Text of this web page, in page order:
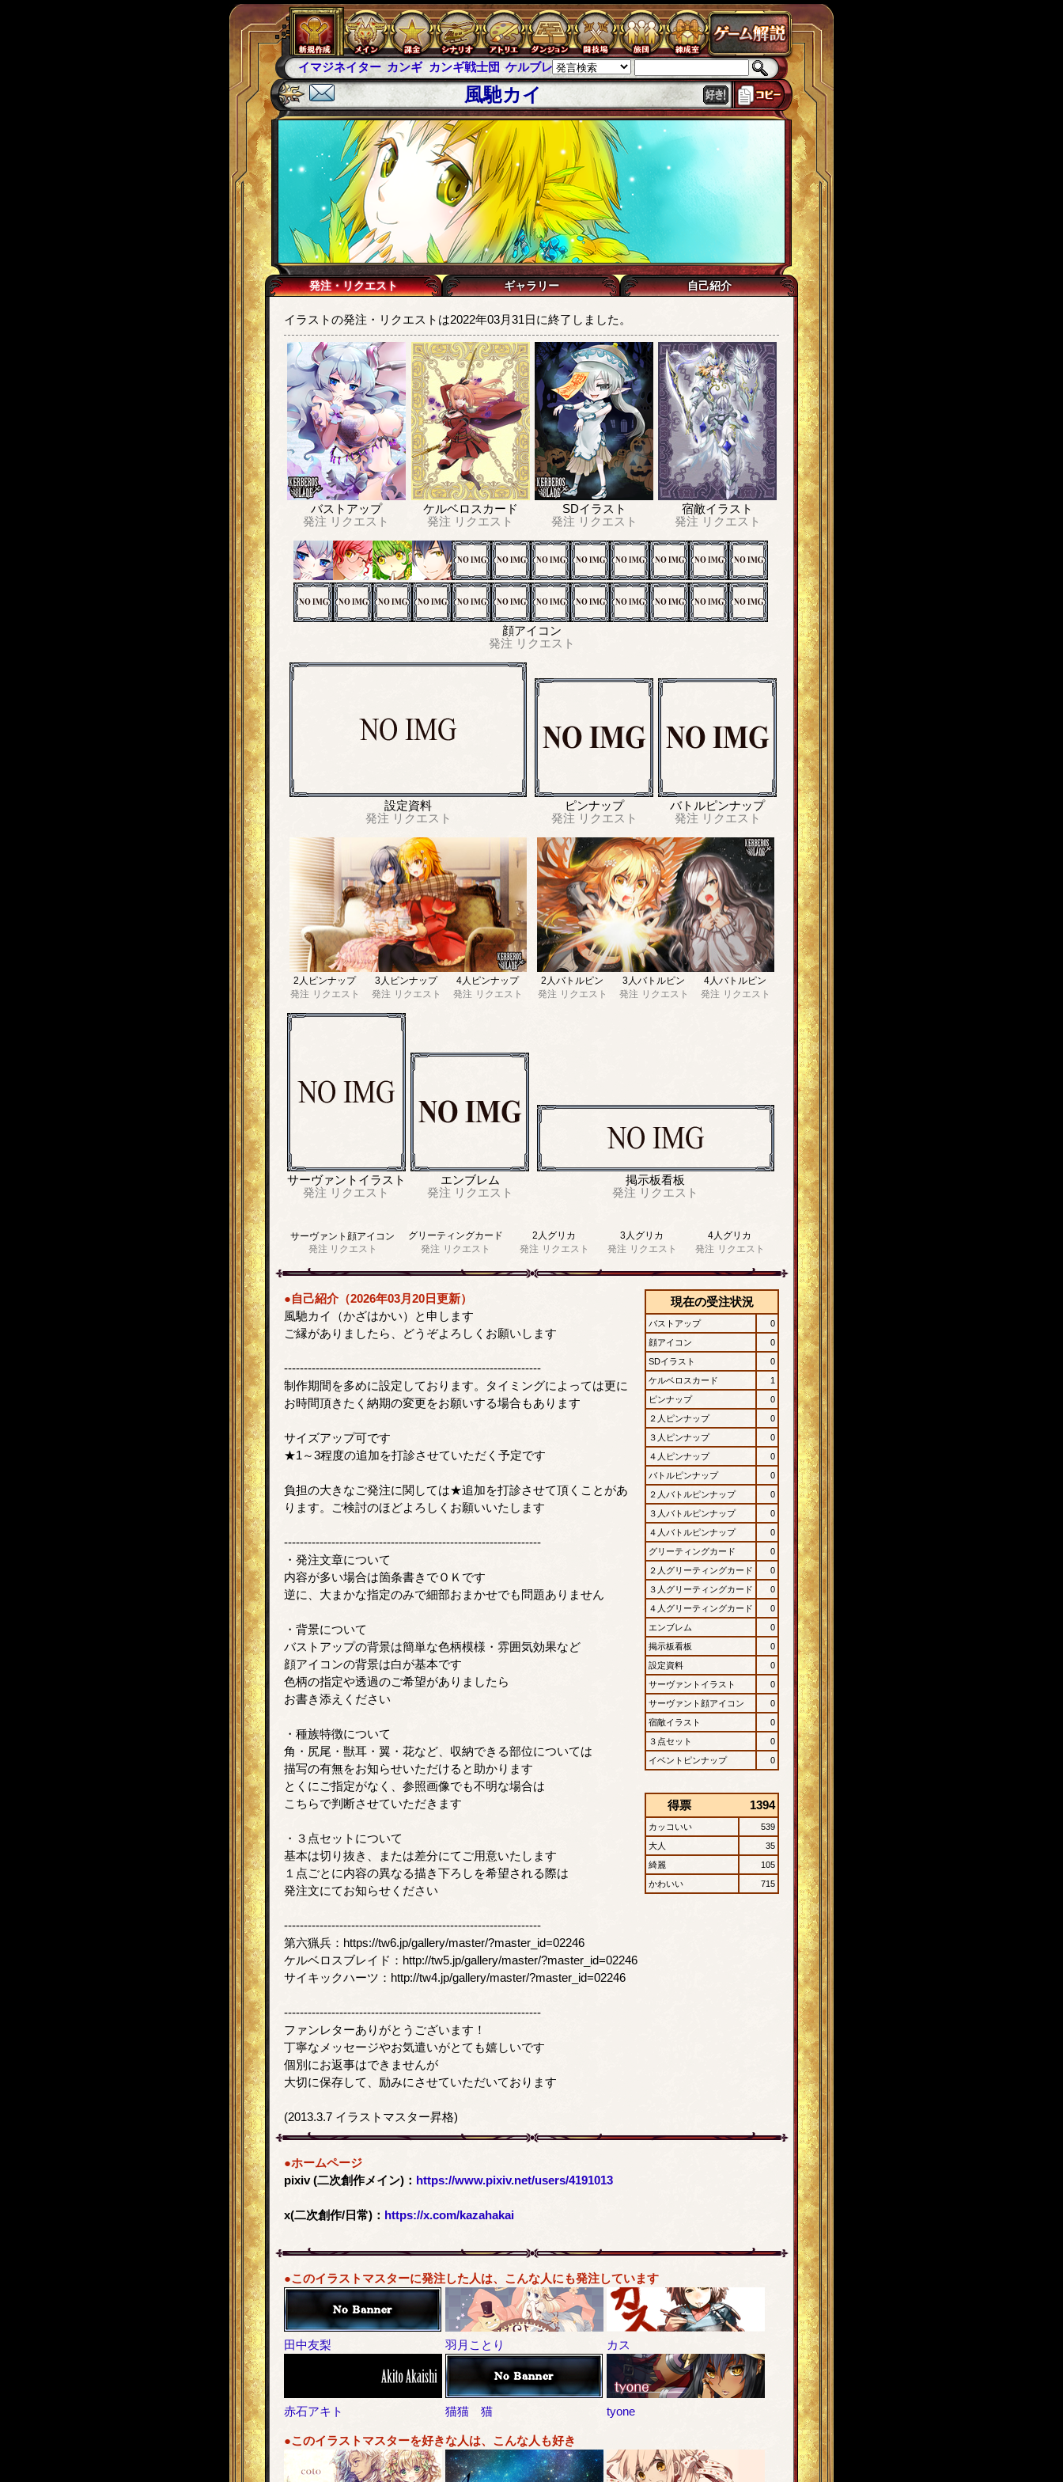
カンギ カンギ戦士団 ケルブレ ケルベロスブレイド スパイラス チェインパラドクス ローカスト 城ヶ島
風馳カイ
発注・リクエスト ギャラリー 自己紹介
イラストの発注・リクエストは2022年03月31日に終了しました。
バストアップ
発注 リクエスト
ケルベロスカード
発注 リクエスト
SDイラスト
発注 リクエスト
宿敵イラスト
発注 リクエスト
顔アイコン
発注 リクエスト
設定資料
発注 リクエスト
ピンナップ
発注 リクエスト
バトルピンナップ
発注 リクエスト
2人ピンナップ
発注 リクエスト
3人ピンナップ
発注 リクエスト
4人ピンナップ
発注 リクエスト
2人バトルピン
発注 リクエスト
3人バトルピン
発注 リクエスト
4人バトルピン
発注 リクエスト
サーヴァントイラスト
発注 リクエスト
エンブレム
発注 リクエスト
掲示板看板
発注 リクエスト
サーヴァント顔アイコン
発注 リクエスト
グリーティングカード
発注 リクエスト
2人グリカ
発注 リクエスト
3人グリカ
発注 リクエスト
4人グリカ
発注 リクエスト
現在の受注状況
バストアップ
0
顔アイコン
0
SDイラスト
0
ケルベロスカード
1
ピンナップ
0
２人ピンナップ
0
３人ピンナップ
0
４人ピンナップ
0
バトルピンナップ
0
２人バトルピンナップ
0
３人バトルピンナップ
0
４人バトルピンナップ
0
グリーティングカード
0
２人グリーティングカード
0
３人グリーティングカード
0
４人グリーティングカード
0
エンブレム
0
掲示板看板
0
設定資料
0
サーヴァントイラスト
0
サーヴァント顔アイコン
0
宿敵イラスト
0
３点セット
0
イベントピンナップ
0
得票 1394
カッコいい
539
大人
35
綺麗
105
かわいい
715
●自己紹介（2026年03月20日更新）
風馳カイ（かざはかい）と申します
ご縁がありましたら、どうぞよろしくお願いします
-----------------------------------------------------------------
制作期間を多めに設定しております。タイミングによっては更に
お時間頂きたく納期の変更をお願いする場合もあります
サイズアップ可です
★1～3程度の追加を打診させていただく予定です
負担の大きなご発注に関しては★追加を打診させて頂くことがあ
ります。ご検討のほどよろしくお願いいたします
-----------------------------------------------------------------
・発注文章について
内容が多い場合は箇条書きでＯＫです
逆に、大まかな指定のみで細部おまかせでも問題ありません
・背景について
バストアップの背景は簡単な色柄模様・雰囲気効果など
顔アイコンの背景は白が基本です
色柄の指定や透過のご希望がありましたら
お書き添えください
・種族特徴について
角・尻尾・獣耳・翼・花など、収納できる部位については
描写の有無をお知らせいただけると助かります
とくにご指定がなく、参照画像でも不明な場合は
こちらで判断させていただきます
・３点セットについて
基本は切り抜き、または差分にてご用意いたします
１点ごとに内容の異なる描き下ろしを希望される際は
発注文にてお知らせください
-----------------------------------------------------------------
第六猟兵：https://tw6.jp/gallery/master/?master_id=02246
ケルベロスブレイド：http://tw5.jp/gallery/master/?master_id=02246
サイキックハーツ：http://tw4.jp/gallery/master/?master_id=02246
-----------------------------------------------------------------
ファンレターありがとうございます！
丁寧なメッセージやお気遣いがとても嬉しいです
個別にお返事はできませんが
大切に保存して、励みにさせていただいております
(2013.3.7 イラストマスター昇格)
●ホームページ
pixiv (二次創作メイン)： https://www.pixiv.net/users/4191013
x(二次創作/日常)： https://x.com/kazahakai
●このイラストマスターに発注した人は、こんな人にも発注しています
田中友梨 羽月ことり カス
赤石アキト 猫猫 猫 tyone
●このイラストマスターを好きな人は、こんな人も好き